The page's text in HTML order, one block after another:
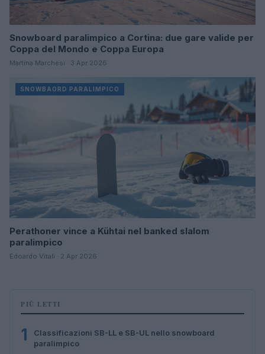
Snowboard paralimpico a Cortina: due gare valide per
Coppa del Mondo e Coppa Europa
Martina Marchesi · 3 Apr 2026
SNOWBAORD PARALIMPICO
Perathoner vince a Kühtai nel banked slalom
paralimpico
Edoardo Vitali · 2 Apr 2026
PIÙ LETTI
1
Classificazioni SB-LL e SB-UL nello snowboard
paralimpico